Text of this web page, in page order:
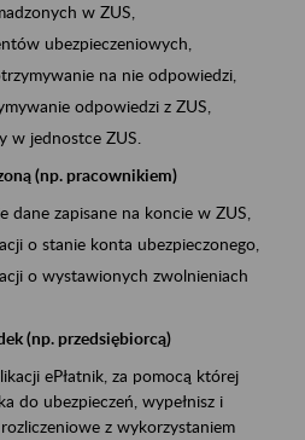
w ZUS,
ubezpieczeniowych,
na nie odpowiedzi,
odpowiedzi z ZUS,
w jednostce ZUS.
(np. pracownikiem)
dane zapisane na koncie w ZUS,
o stanie konta ubezpieczonego,
o wystawionych zwolnieniach
(np. przedsiębiorcą)
ePłatnik, za pomocą której
do ubezpieczeń, wypełnisz i
z wykorzystaniem